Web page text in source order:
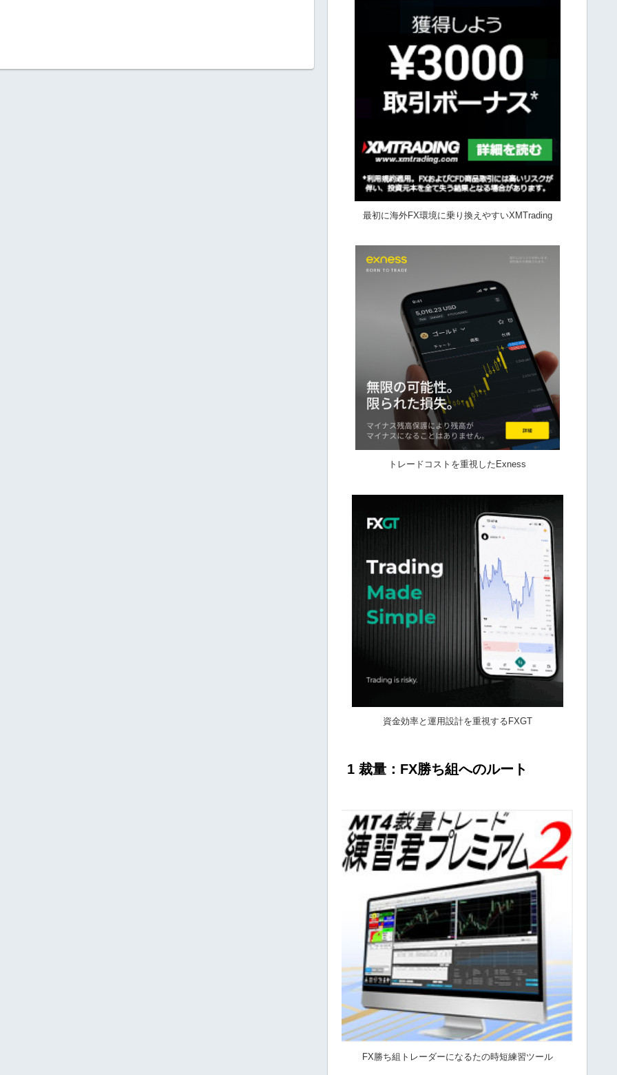
最初に海外FX環境に乗り換えやすいXMTrading
トレードコストを重視したExness
資金効率と運用設計を重視するFXGT
1 裁量：FX勝ち組へのルート
FX勝ち組トレーダーになるたの時短練習ツール